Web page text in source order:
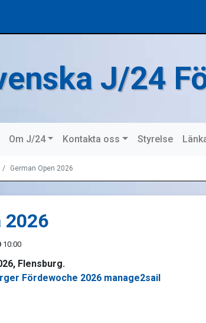
J/24
Om J/24 Kontakta oss Styrelse
German Open 2026
2026
10:00
Flensburg.
Fördewoche 2026 manage2sail